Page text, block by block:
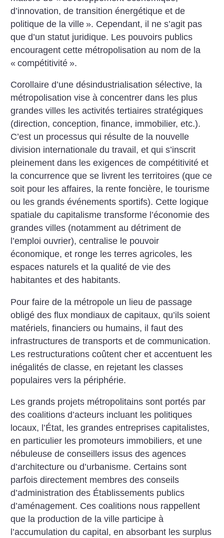
d’innovation, de transition énergétique et de
politique de la ville ». Cependant, il ne s’agit pas
que d’un statut juridique. Les pouvoirs publics
encouragent cette métropolisation au nom de la
« compétitivité ».
Corollaire d’une désindustrialisation sélective, la
métropolisation vise à concentrer dans les plus
grandes villes les activités tertiaires stratégiques
(direction, conception, finance, immobilier, etc.).
C’est un processus qui résulte de la nouvelle
division internationale du travail, et qui s’inscrit
pleinement dans les exigences de compétitivité et
la concurrence que se livrent les territoires (que ce
soit pour les affaires, la rente foncière, le tourisme
ou les grands événements sportifs). Cette logique
spatiale du capitalisme transforme l’économie des
grandes villes (notamment au détriment de
l’emploi ouvrier), centralise le pouvoir
économique, et ronge les terres agricoles, les
espaces naturels et la qualité de vie des
habitantes et des habitants.
Pour faire de la métropole un lieu de passage
obligé des flux mondiaux de capitaux, qu’ils soient
matériels, financiers ou humains, il faut des
infrastructures de transports et de communication.
Les restructurations coûtent cher et accentuent les
inégalités de classe, en rejetant les classes
populaires vers la périphérie.
Les grands projets métropolitains sont portés par
des coalitions d’acteurs incluant les politiques
locaux, l’État, les grandes entreprises capitalistes,
en particulier les promoteurs immobiliers, et une
nébuleuse de conseillers issus des agences
d’architecture ou d’urbanisme. Certains sont
parfois directement membres des conseils
d’administration des Établissements publics
d’aménagement. Ces coalitions nous rappellent
que la production de la ville participe à
l’accumulation du capital, en absorbant les surplus